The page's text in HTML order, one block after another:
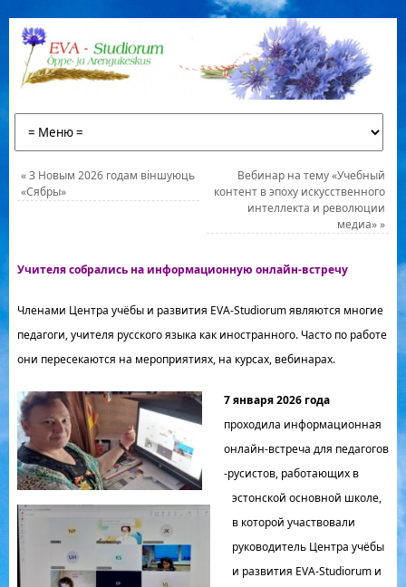
«З Новым 2026 годам вiншуюць
«Сябры»
Вебинар на тему «Учебный
контент в эпоху искусственного
интеллекта и революции
медиа»»
Учителя собрались на информационную онлайн-встречу
Членами Центра учёбы и развития EVA-Studiorum являются многие
педагоги, учителя русского языка как иностранного. Часто по работе
они пересекаются на мероприятиях, на курсах, вебинарах.
7 января 2026 года
проходила информационная
онлайн-встреча для педагогов
-русистов, работающих в
эстонской основной школе,
в которой участвовали
руководитель Центра учёбы
и развития EVA-Studiorum и